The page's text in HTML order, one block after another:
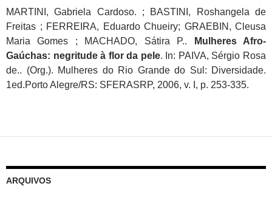
MARTINI, Gabriela Cardoso. ; BASTINI, Roshangela de
Freitas ; FERREIRA, Eduardo Chueiry; GRAEBIN, Cleusa
Maria Gomes ; MACHADO, Sátira P..
Mulheres Afro-
Gaúchas: negritude à flor da pele. In: PAIVA, Sérgio Rosa
de.. (Org.). Mulheres do Rio Grande do Sul: Diversidade.
1ed.Porto Alegre/RS: SFERASRP, 2006, v. I, p. 253-335.
ARQUIVOS